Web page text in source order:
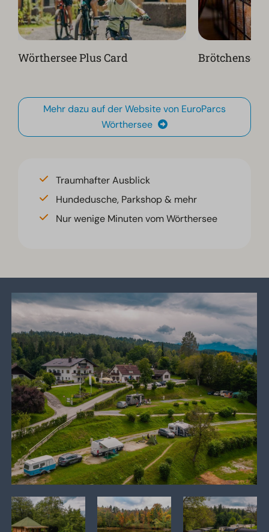
Wörthersee Plus Card
Mehr dazu auf der Website von EuroParcs
Wörthersee
Traumhafter Ausblick
Hundedusche, Parkshop & mehr
Nur wenige Minuten vom Wörthersee